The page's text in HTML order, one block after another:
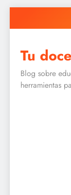
Tu
Blog sobre
herramientas